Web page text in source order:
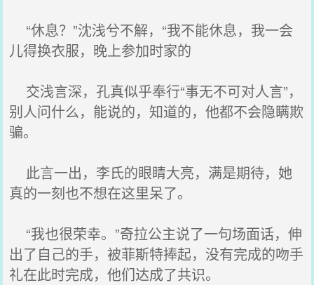
“休息？”沈浅兮不解，“我不能休息，我一会
儿得换衣服，晚上参加时家的
交浅言深，孔真似乎奉行“事无不可对人言”，
别人问什么，能说的，知道的，他都不会隐瞒欺
骗。
此言一出，李氏的眼睛大亮，满是期待，她
真的一刻也不想在这里呆了。
“我也很荣幸。”奇拉公主说了一句场面话，伸
出了自己的手，被菲斯特捧起，没有完成的吻手
礼在此时完成，他们达成了共识。